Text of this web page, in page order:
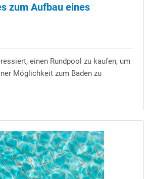
zum Aufbau eines
einen Rundpool zu kaufen, um
Möglichkeit zum Baden zu